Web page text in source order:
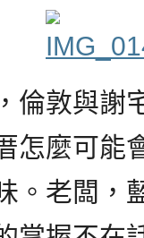
倫敦與謝
怎麼可能
。老闆，